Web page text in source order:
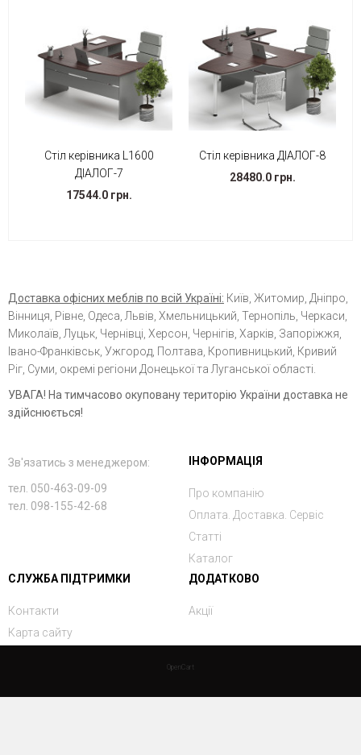
Стіл керівника L1600
ДІАЛОГ-7
17544.0 грн.
Стіл керівника ДІАЛОГ-8
28480.0 грн.
Доставка офісних меблів по всій Україні: Київ, Житомир, Дніпро,
Вінниця, Рівне, Одеса, Львів, Хмельницький, Тернопіль, Черкаси,
Миколаїв, Луцьк, Чернівці, Херсон, Чернігів, Харків, Запоріжжя,
Івано-Франківськ, Ужгород, Полтава, Кропивницький, Кривий
Ріг, Суми, окремі регіони Донецької та Луганської області.
УВАГА! На тимчасово окуповану територію України доставка не
здійснюється!
Зв'язатись з менеджером:
тел. 050-463-09-09
тел. 098-155-42-68
ІНФОРМАЦІЯ
Про компанію
Оплата. Доставка. Сервіс
Статті
Каталог
СЛУЖБА ПІДТРИМКИ
Контакти
Карта сайту
ДОДАТКОВО
Акції
OpenCart